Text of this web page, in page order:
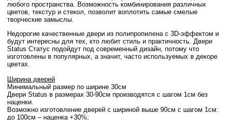
любого пространства. Возможность комбинирования различных
цветов, текстур и стекол, позволит воплотить самые смелые
творческие замыслы.
Недорогие качественные двери из полипропилена с 3D-эффектом и
будут интересны для тех, кто любит стиль и практичность. Двери
Status Статус подойдут под современный дизайн, потому что
изготовлены в популярных, а значит, часто используемых в декоре
цветах.
Ширина дверей
Минимальный размер по ширине 30см
Двери Status в размерах 30-90см производятся с шагом 1см без
наценки.
Возможно изготовление дверей с шириной выше 90см с шагом 1см:
до 100см – наценка +30%;